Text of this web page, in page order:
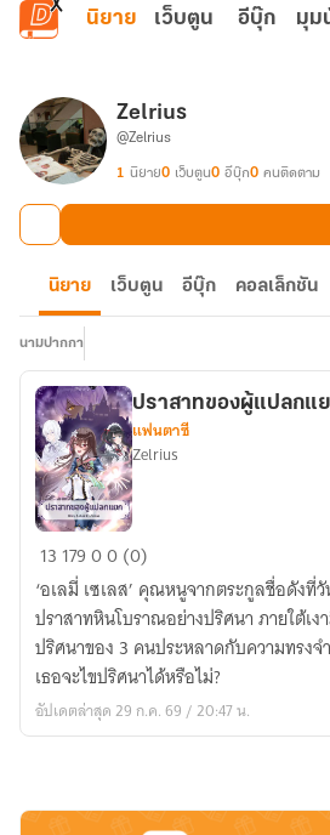
ข้ามไปยังเนื้อหาหลัก
นิยาย เว็บตูน อีบุ๊ก มุม
Zelrius
@Zelrius
1 นิยาย0 เว็บตูน0 อีบุ๊ก0 คนติดตาม
นิยาย เว็บตูน อีบุ๊ก คอลเล็กชัน
นามปากกา
ปราสาท
ของ
ผู้
แปลก
แยก
ปราสาทของผู้แปลกแ
แฟนตาซี
Zelrius
13 17900 (0)
‘อเลมี่ เซเลส’ คุณหนูจากตระกูลชื่อดังที่
ปราสาทหินโบราณอย่างปริศนา ภายใต้เง
ปริศนาของ 3 คนประหลาดกับความทรง
เธอจะไขปริศนาได้หรือไม่?
อัปเดตล่าสุด 29 ก.ค. 69 / 20:47 น.